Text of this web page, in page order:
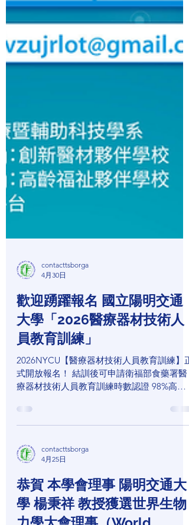
contacttsborga
歡迎踴躍報名 國立陽明交通
大學「2026醫療器材技術人
員教育訓練」
2026NYCU【醫療器材技術人員教育訓練】正
式開放報名！ 結訓後可申請衛福部食藥署醫
意度｜100+業界企業一致推薦 好康加碼+++
團報可享專屬優惠價！持續進修再升級，讓你
的專業更有價值 一次打通「研發 → 法規 →
臨床 → 上市」關鍵鏈 打造醫療器材人才最強
實戰力！ 為什麼這堂課不可錯過？ 全台指標
級醫療器材法規培訓 助您掌握最新法規趨
contacttsborga
4月25日